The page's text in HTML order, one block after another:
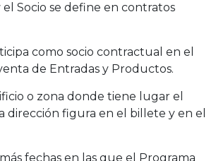
Socio se define en contratos
como socio contractual en el
de Entradas y Productos.
o zona donde tiene lugar el
dirección figura en el billete y en el
fechas en las que el Programa